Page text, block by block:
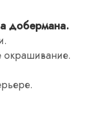
добермана.